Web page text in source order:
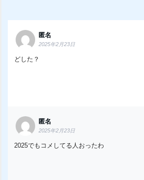
匿名
2025年2月23日
どした？
匿名
2025年2月23日
2025でもコメしてる人おったわ